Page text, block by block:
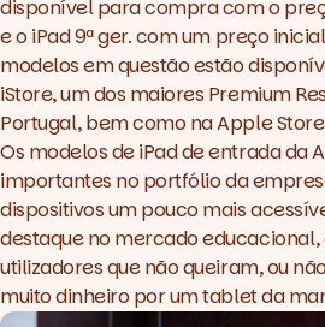
iPad de 10ª
iPad de 9ª
disponível para compra com o
e oiPad 9ª ger.com um preço
modelos em questão estão
iStore, um dos maiores Premium
Portugal, bem como na Apple
Os modelos de iPad de entrada da
importantes no portfólio da
dispositivos um pouco mais
destaque no mercado
utilizadores que não queiram, ou
muito dinheiro por um tablet da